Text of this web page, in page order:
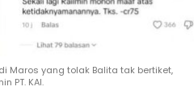
Maros yang tolak Balita tak bertiket,
PT. KAI.